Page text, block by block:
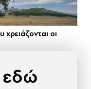
οι
εδώ